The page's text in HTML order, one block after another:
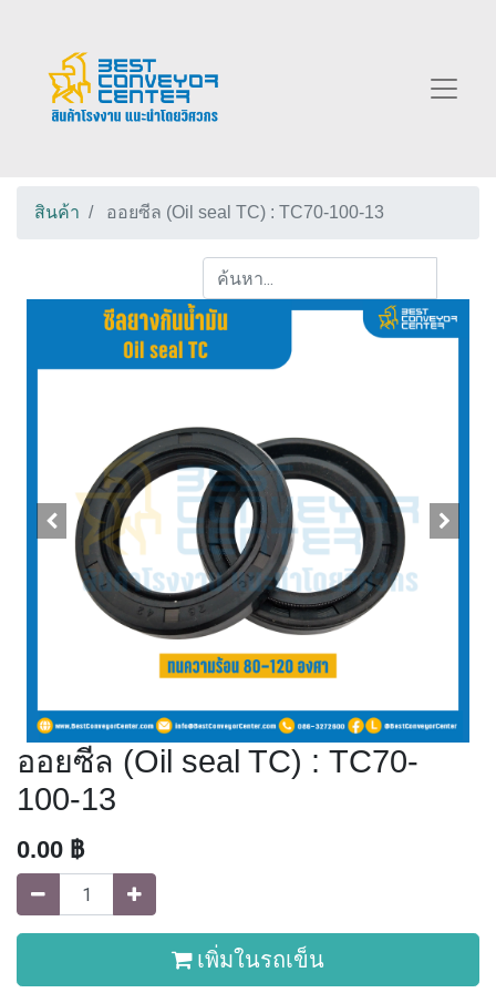
สินค้า ออยซีล (Oil seal TC) : TC70-100-13
ออยซีล (Oil seal TC) : TC70-
100-13
0.00 ฿
เพิ่มในรถเข็น